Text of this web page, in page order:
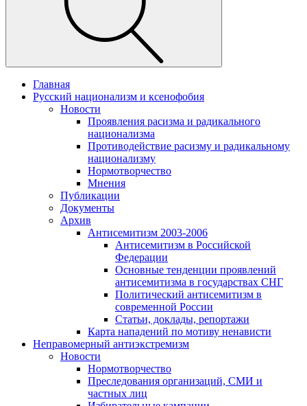
Главная
Русский национализм и ксенофобия
Новости
Проявления расизма и радикального
национализма
Противодействие расизму и радикальному
национализму
Нормотворчество
Мнения
Публикации
Документы
Архив
Антисемитизм 2003-2006
Антисемитизм в Российской
Федерации
Основные тенденции проявлений
антисемитизма в государствах СНГ
Политический антисемитизм в
современной России
Статьи, доклады, репортажи
Карта нападений по мотиву ненависти
Неправомерный антиэкстремизм
Новости
Нормотворчество
Преследования организаций, СМИ и
частных лиц